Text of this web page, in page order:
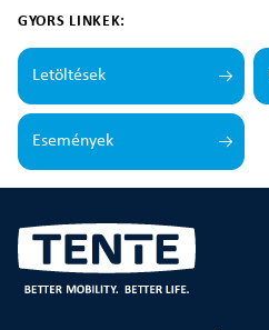
GYORS LINKEK:
Letöltések
Események